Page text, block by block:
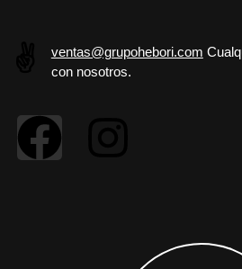
ventas@grupohebori.com
con nosotros.